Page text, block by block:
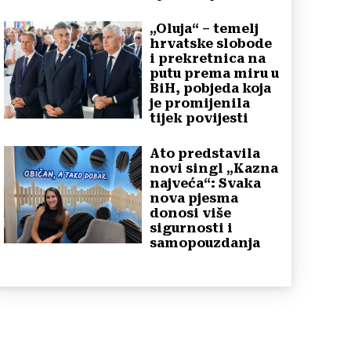
„Oluja“ – temelj
hrvatske slobode
i prekretnica na
putu prema miru u
BiH, pobjeda koja
je promijenila
tijek povijesti
Ato predstavila
novi singl „Kazna
najveća“: Svaka
nova pjesma
donosi više
sigurnosti i
samopouzdanja